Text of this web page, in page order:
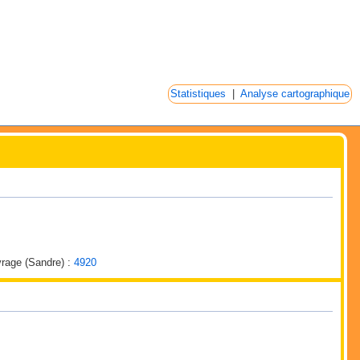
Statistiques Analyse cartographique
(Sandre) : 4920